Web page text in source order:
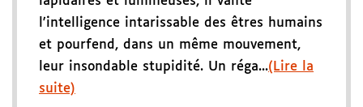
l'intelligence intarissable des êtres humains
et pourfend, dans un même mouvement,
leur insondable stupidité. Un réga...(Lire la
suite)